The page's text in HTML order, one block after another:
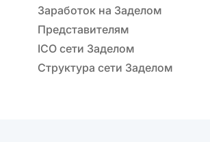
Заработок на Заделом
Представителям
ICO сети Заделом
Структура сети Заделом